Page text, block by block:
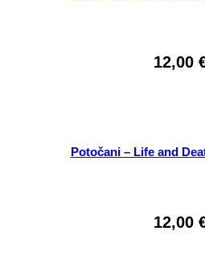
12,00
Potočani – Life and
12,00